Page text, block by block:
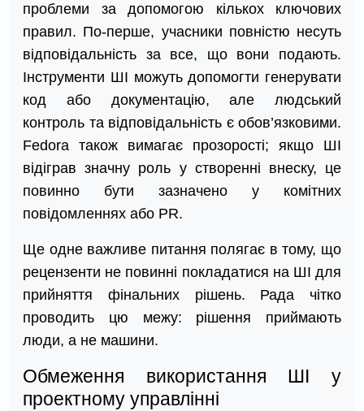
проблеми за допомогою кількох ключових
правил. По-перше, учасники повністю несуть
відповідальність за все, що вони подають.
Інструменти ШІ можуть допомогти генерувати
код або документацію, але людський
контроль та відповідальність є обов’язковими.
Fedora також вимагає прозорості; якщо ШІ
відіграв значну роль у створенні внеску, це
повинно бути зазначено у комітних
повідомленнях або PR.
Ще одне важливе питання полягає в тому, що
рецензенти не повинні покладатися на ШІ для
прийняття фінальних рішень. Рада чітко
проводить цю межу: рішення приймають
люди, а не машини.
Обмеження використання ШІ у
проектному управлінні